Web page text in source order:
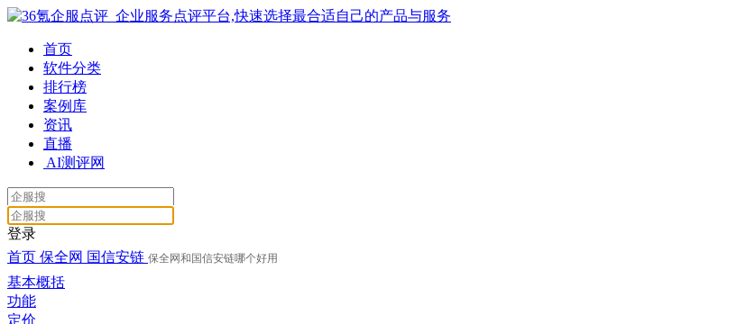
首页
软件分类
排行榜
案例库
资讯
直播
AI测评网
登录
首页 保全网 国信安链 保全网和国信安链哪个好用
基本概括
功能
定价